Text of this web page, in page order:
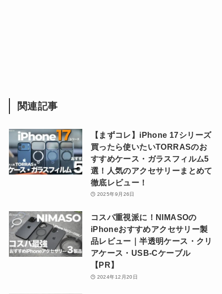
関連記事
【まずコレ】iPhone 17シリーズ
買ったら使いたいTORRASのお
すすめケース・ガラスフィルム5
選！人気のアクセサリーまとめて
徹底レビュー！
2025年9月26日
コスパ重視派に！NIMASOの
iPhoneおすすめアクセサリー製
品レビュー｜半透明ケース・クリ
アケース・USB-Cケーブル
【PR】
2024年12月20日